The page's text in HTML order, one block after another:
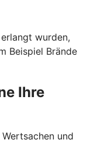
wurden,
Beispiel Brände
Ihre
und